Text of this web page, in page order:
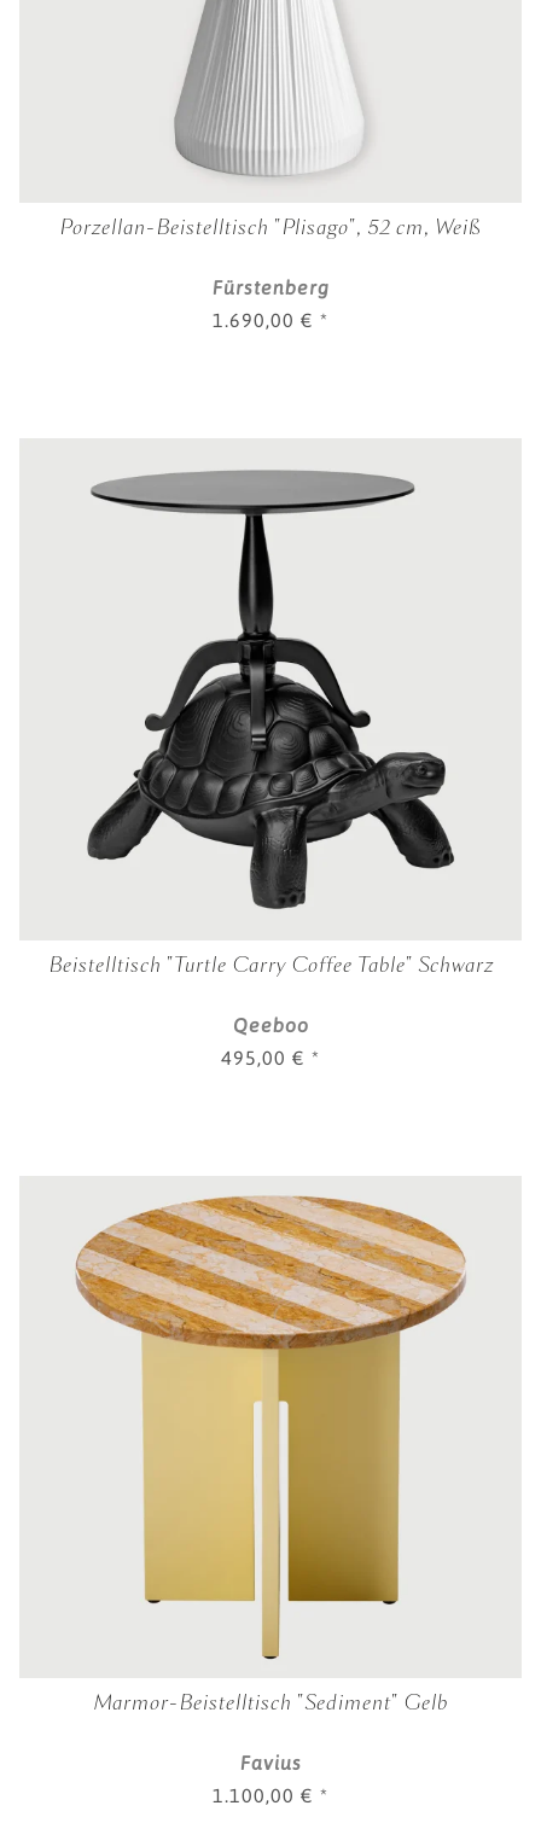
Porzellan-Beistelltisch "Plisago", 52 cm, Weiß
Fürstenberg
1.690,00 € *
Beistelltisch "Turtle Carry Coffee Table" Schwarz
Qeeboo
495,00 € *
Marmor-Beistelltisch "Sediment" Gelb
Favius
1.100,00 € *